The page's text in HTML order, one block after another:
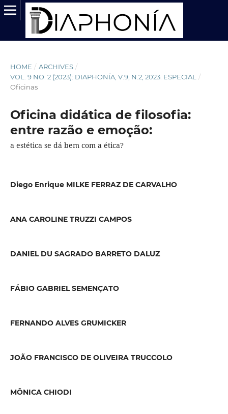
HOME / ARCHIVES /
VOL. 9 NO. 2 (2023): DIAPHONÍA, V.9, N.2, 2023: ESPECIAL
/
Oficinas
Oficina didática de filosofia:
entre razão e emoção:
a estética se dá bem com a ética?
Diego Enrique MILKE FERRAZ DE CARVALHO
ANA CAROLINE TRUZZI CAMPOS
DANIEL DU SAGRADO BARRETO DALUZ
FÁBIO GABRIEL SEMENÇATO
FERNANDO ALVES GRUMICKER
JOÃO FRANCISCO DE OLIVEIRA TRUCCOLO
MÔNICA CHIODI